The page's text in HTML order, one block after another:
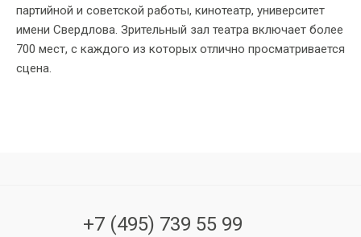
партийной и советской работы, кинотеатр, университет
имени Свердлова. Зрительный зал театра включает более
700 мест, с каждого из которых отлично просматривается
сцена.
+7 (495) 739 55 99